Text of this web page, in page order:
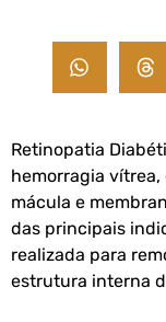
Retinopatia
hemorragia
mácula e
das principais
realizada para
estrutura interna